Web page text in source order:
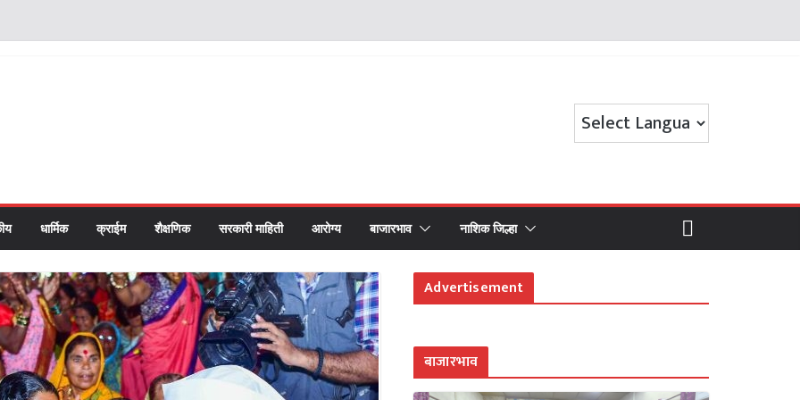
धार्मिक क्राईम शैक्षणिक सरकारी माहिती आरोग्य बाजारभाव नाशिक जिल्हा
Advertisement
बाजारभाव